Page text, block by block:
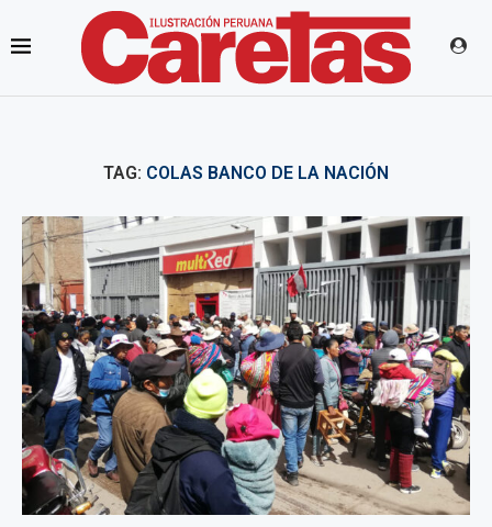
TAG: COLAS BANCO DE LA NACIÓN